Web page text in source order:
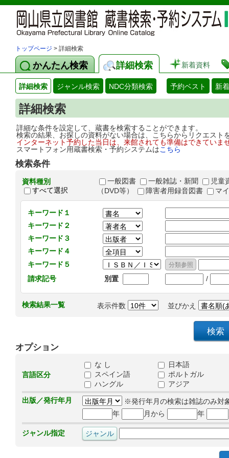
トップページ > 詳細検索
かんたん検索 詳細検索 新着資料
詳細検索 ジャンル検索 NDC分類検索 予約ベスト 新
詳細検索
詳細な条件を設定して、蔵書を検索することができます。
検索の結果、お探しの資料がない場合は、こちらからリクエス
インターネット予約した当日は、来館されても準備はできてい
スマートフォン用蔵書検索・予約システムはこちら
検索条件
資料種別
すべて選択
一般図書 一般雑誌・新聞
児童
（DVD等）
障害者用録音図書 マ
キーワード１
キーワード２
キーワード３
キーワード４
キーワード５
請求記号
別置 /
検索結果一覧 表示件数 並びかえ
オプション
言語区分
な し
日本語
スペイン語
ポルトガル
ハングル
アジア
出版／発行年月
※発行年月の検索は雑誌のみ対
年
月から 年
ジャンル指定